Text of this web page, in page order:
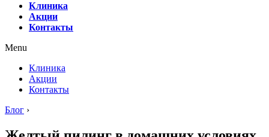
Клиника
Акции
Контакты
Menu
Клиника
Акции
Контакты
Блог ›